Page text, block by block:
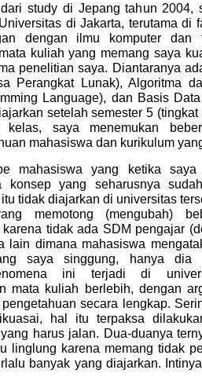
study di Jepang tahun 2004,
di Jakarta, terutama di
dengan ilmu komputer dan
kuliah yang memang saya
penelitian saya. Diantaranya
Perangkat Lunak), Algoritma
Language), dan Basis
setelah semester 5
saya menemukan
mahasiswa dan kurikulum
mahasiswa yang ketika
konsep yang seharusnya
tidak diajarkan di universitas
memotong (mengubah)
tidak ada SDM pengajar
lain dimana mahasiswa
saya singgung, hanya
ini terjadi di
mata kuliah berlebih, dengan
secara lengkap.
hal itu terpaksa
harus jalan. Dua-duanya
linglung karena memang tidak
banyak yang diajarkan.